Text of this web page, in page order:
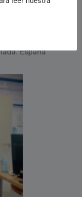
de
España